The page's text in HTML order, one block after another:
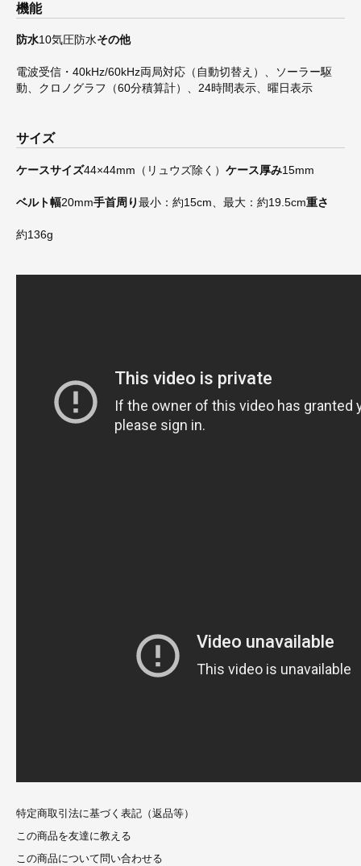
機能
防水10気圧防水その他
電波受信・40kHz/60kHz両局対応（自動切替え）、ソーラー駆
動、クロノグラフ（60分積算計）、24時間表示、曜日表示
サイズ
ケースサイズ44×44mm（リュウズ除く） ケース厚み15mm
ベルト幅20mm手首周り最小：約15cm、最大：約19.5cm重さ
約136g
特定商取引法に基づく表記（返品等）
この商品を友達に教える
この商品について問い合わせる